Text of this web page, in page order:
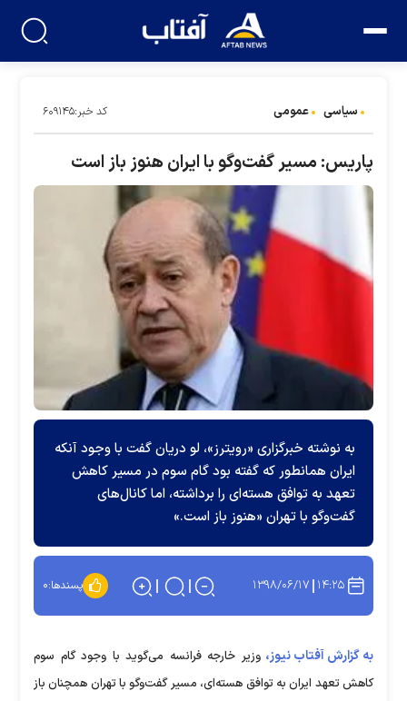
سیاسی عمومی کد خبر:۶۰۹۱۴۵
پاریس: مسیر گفت‌وگو با ایران هنوز باز است
به نوشته خبرگزاری «رویترز»، لو دریان گفت با وجود آنکه
ایران همانطور که گفته بود گام سوم در مسیر کاهش
تعهد به توافق هسته‌ای را برداشته، اما کانال‌های
گفت‌وگو با تهران «هنوز باز است.»
۱۴:۲۵ ۱۳۹۸/۰۶/۱۷ پسندها:۰
به گزارش آفتاب نیوز، وزیر خارجه فرانسه می‌گوید با وجود گام سوم
کاهش تعهد ایران به توافق هسته‌ای، مسیر گفت‌وگو با تهران همچنان باز